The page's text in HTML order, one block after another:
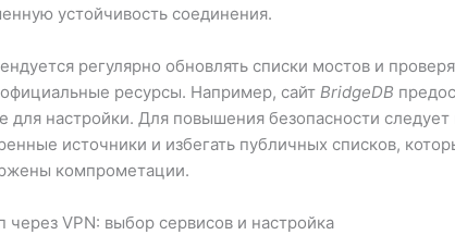
устойчивость соединения.
регулярно обновлять списки мостов и
ресурсы. Например, сайтBridgeDB
для настройки. Для повышения безопасности следует
источники и избегать публичных списков,
компрометации.
через VPN: выбор сервисов и настройка